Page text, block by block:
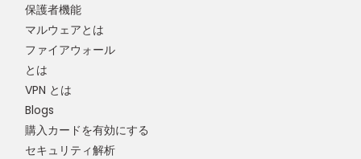
保護者機能
マルウェアとは
ファイアウォール
とは
VPN とは
Blogs
購入カードを有効にする
セキュリティ解析